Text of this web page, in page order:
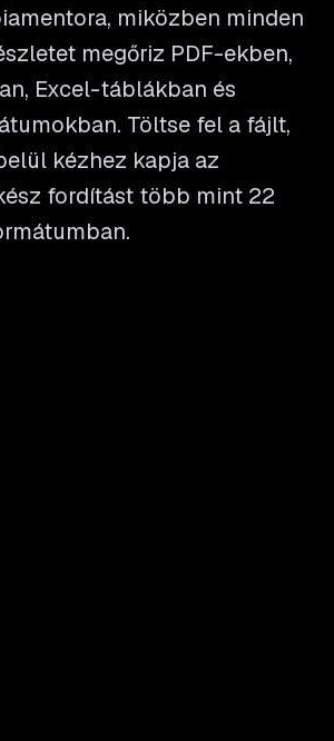
miközben minden
megőriz PDF-ekben,
Excel-táblákban és
Töltse fel a fájlt,
kézhez kapja az
fordítást több mint 22